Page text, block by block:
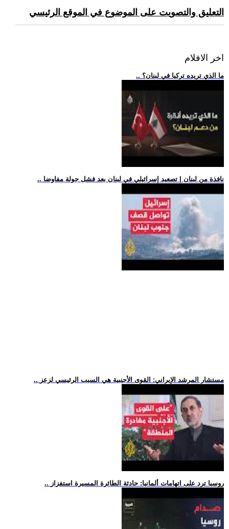
التعليق والتصويت على الموضوع في الموقع الرئيسي
اخر الافلام
.. ما الذي تريده تركيا في لبنان؟
.. نافذة من لبنان | تصعيد إسرائيلي في لبنان بعد فشل جولة مفاوضا
.. مستشار المرشد الإيراني: القوى الأجنبية هي السبب الرئيسي لزعز
.. روسيا ترد على اتهامات ألمانيا: حادثة الطائرة المسيرة استفزاز